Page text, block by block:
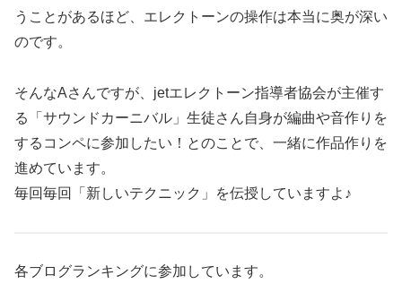
うことがあるほど、エレクトーンの操作は本当に奥が深い
のです。
そんなAさんですが、jetエレクトーン指導者協会が主催す
る「サウンドカーニバル」生徒さん自身が編曲や音作りを
するコンペに参加したい！とのことで、一緒に作品作りを
進めています。
毎回毎回「新しいテクニック」を伝授していますよ♪
各ブログランキングに参加しています。